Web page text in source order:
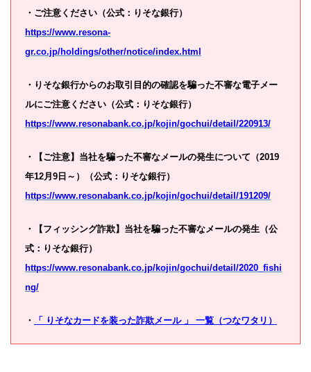
・ご注意ください（公式：りそな銀行）
https://www.resona-
gr.co.jp/holdings/other/notice/index.html
・りそな銀行からのお取引目的の確認を騙った不審な電子メー
ルにご注意ください（公式：りそな銀行）
https://www.resonabank.co.jp/kojin/gochui/detail/220913/
・【ご注意】当社を騙った不審なメールの発生について（2019
年12月9日～）（公式：りそな銀行）
https://www.resonabank.co.jp/kojin/gochui/detail/191209/
・【フィッシング詐欺】当社を騙った不審なメールの発生（公
式：りそな銀行）
https://www.resonabank.co.jp/kojin/gochui/detail/2020_fishi
ng/
・ 「 りそなカードを装った詐欺メール 」 一覧（つなワタリ）